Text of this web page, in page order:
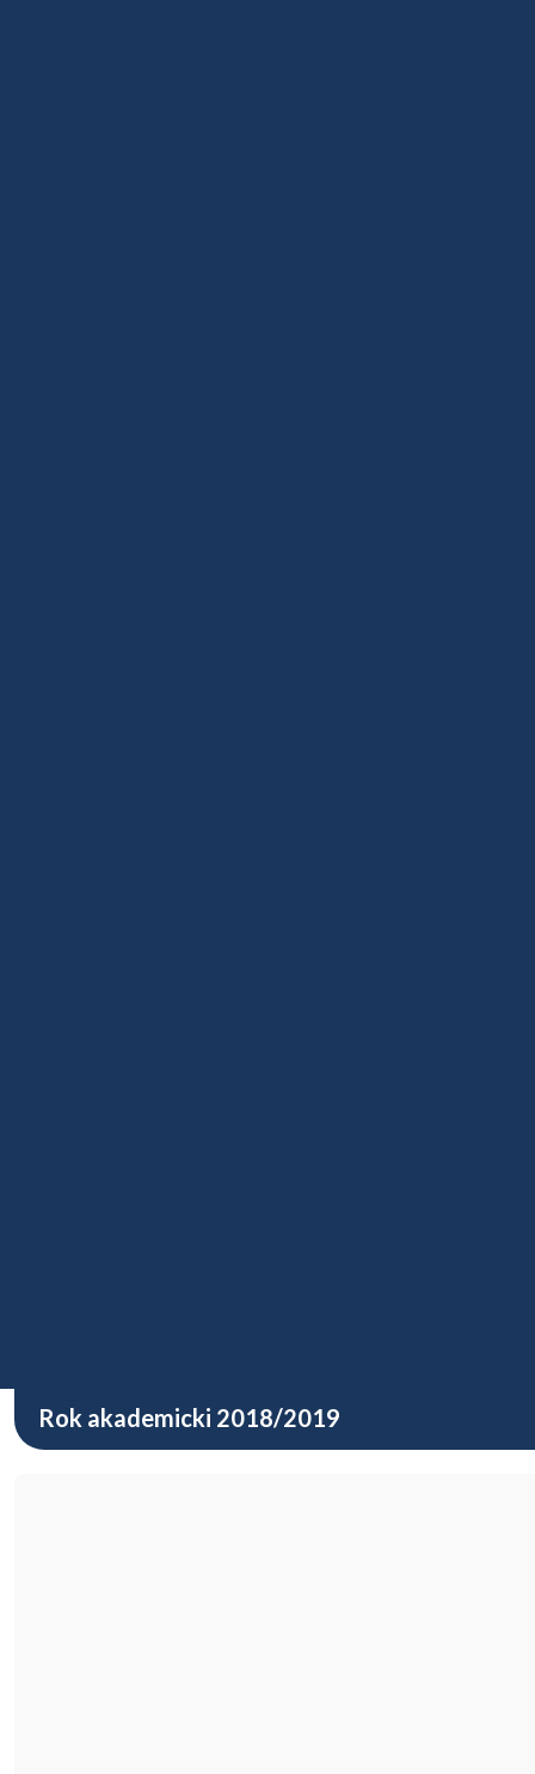
Normalized solutions for
equations. It is the generalized work counterpart to
will be more complicated which makes the discussion
obtain the ground state solution. Moreover, for the
joined with Baihong Li (Jilin University) and Yuanhong
Normalized solutions for
Abstract: In this talk, I'll introduce our recent
equations. It is the generalized work counterpart to
will be more complicated which makes the discussion
obtain the ground state solution. Moreover, for the
joined with Baihong Li (Jilin University) and Yuanhong
A
Abstract: I'm going to talk about the characterization
corresponding extremal functions. The seminar is
Nonlinear
Abstract: In this talk we present some results,
origin in dimensions two and three. By applying the
singular solution for a wide class of nonlinearities. We
properties of nontrivial solutions are also given.
Rok akademicki 2018/2019